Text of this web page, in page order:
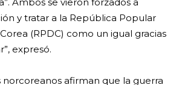
y tratar a la República Popular
(RPDC) como un igual gracias
expresó.
norcoreanos afirman que la guerra